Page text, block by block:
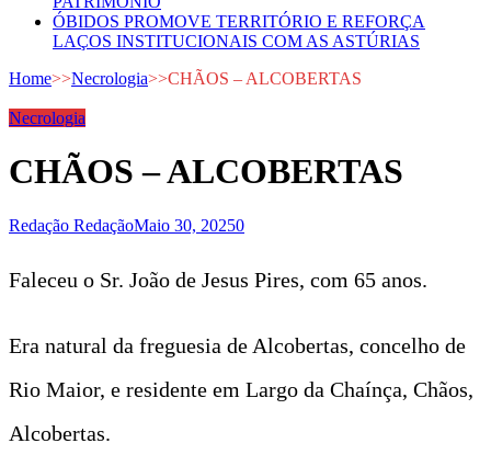
ÓBIDOS PROMOVE TERRITÓRIO E REFORÇA
LAÇOS INSTITUCIONAIS COM AS ASTÚRIAS
Home>>Necrologia>>CHÃOS – ALCOBERTAS
Necrologia
CHÃOS – ALCOBERTAS
Redação RedaçãoMaio 30, 20250
Faleceu o Sr. João de Jesus Pires, com 65 anos.
Era natural da freguesia de Alcobertas, concelho de
Rio Maior, e residente em Largo da Chaínça, Chãos,
Alcobertas.